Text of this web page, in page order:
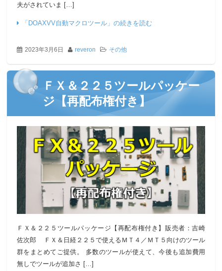
夫がされていま […]
「DOAXVV自動マクロツール」の続きを読む
2023年3月6日 reveron その他
ＦＸ＆２２５ツールパッケー
ジ【再配布権付き】
ＦＸ＆２２５ツールパッケージ【再配布権付き】販売者：吉崎
佐次郎 ＦＸ＆日経２２５で使えるＭＴ４／ＭＴ５向けのツール
群をまとめてご提供。 多数のツールが使えて、今後も追加費用
無しでツールが追加さ […]